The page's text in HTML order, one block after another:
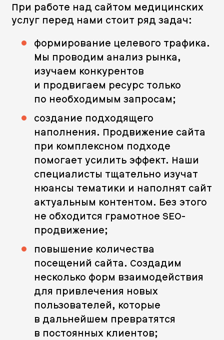
При работе над сайтом медицинских
услуг перед нами стоит ряд задач:
формирование целевого трафика.
Мы проводим анализ рынка,
изучаем конкурентов
и продвигаем ресурс только
по необходимым запросам;
создание подходящего
наполнения. Продвижение сайта
при комплексном подходе
помогает усилить эффект. Наши
специалисты тщательно изучат
нюансы тематики и наполнят сайт
актуальным контентом. Без этого
не обходится грамотное SEO-
продвижение;
повышение количества
посещений сайта. Создадим
несколько форм взаимодействия
для привлечения новых
пользователей, которые
в дальнейшем превратятся
в постоянных клиентов;